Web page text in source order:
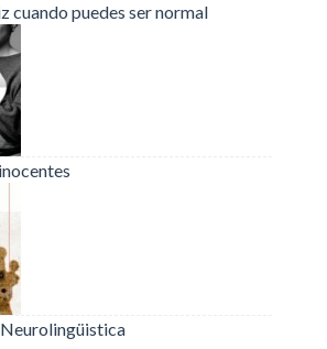
cuando puedes ser normal